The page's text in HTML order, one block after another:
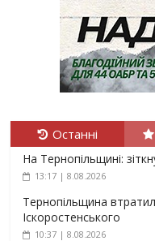
Останні
На Тернопільщині:
13:17 | 8.08.2026
Тернопільщина
Іскоростенського
10:37 | 8.08.2026